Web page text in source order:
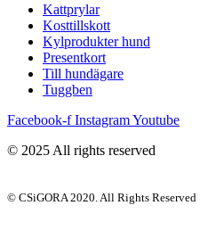
Kattprylar
Kosttillskott
Kylprodukter hund
Presentkort
Till hundägare
Tuggben
Facebook-f InstagramYoutube
© 2025 All rights reserved
© CSiGORA 2020. All Rights Reserved